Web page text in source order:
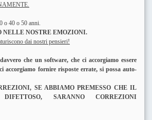
o 40 o 50 anni.
NOSTRE EMOZIONI.
dai nostri pensieri!
che un software, che ci accorgiamo essere
accorgiamo fornire risposte errate, si possa auto-
SE ABBIAMO PREMESSO CHE IL
SARANNO CORREZIONI